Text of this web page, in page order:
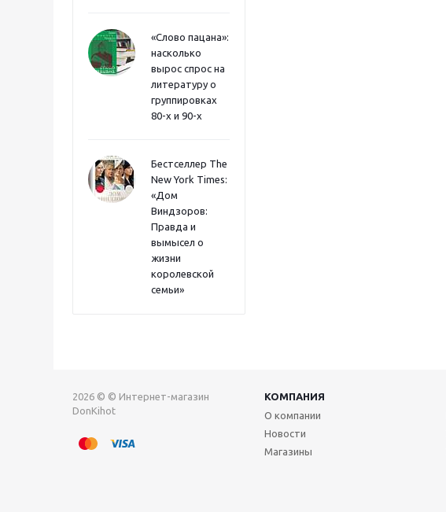
«Слово пацана»:
насколько
вырос спрос на
литературу о
группировках
80-х и 90-х
Бестселлер The
New York Times:
«Дом
Виндзоров:
Правда и
вымысел о
жизни
королевской
семьи»
2026 © © Интернет-магазин
DonKihot
КОМПАНИЯ
О компании
Новости
Магазины